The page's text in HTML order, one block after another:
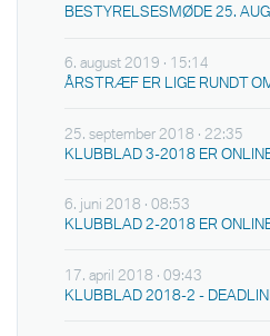
BESTYRELSESMØDE 25.
6. august 2019 · 15:14
ÅRSTRÆF ER LIGE RUNDT
25. september 2018 · 22:35
KLUBBLAD 3-2018 ER
6. juni 2018 · 08:53
KLUBBLAD 2-2018 ER
17. april 2018 · 09:43
KLUBBLAD 2018-2 -